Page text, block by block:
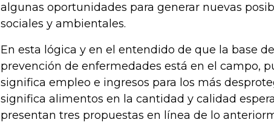
algunas oportunidades para generar nuevas
sociales y ambientales.
En esta lógica y en el entendido de que la base
prevención de enfermedades está en el campo,
significa empleo e ingresos para los más
significa alimentos en la cantidad y calidad
presentan tres propuestas en línea de lo